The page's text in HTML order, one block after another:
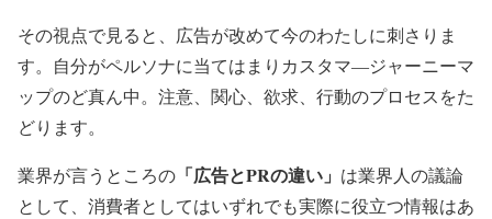
その視点で見ると、広告が改めて今のわたしに刺さりま
す。自分がペルソナに当てはまりカスタマ―ジャーニーマ
ップのど真ん中。注意、関心、欲求、行動のプロセスをた
どります。
業界が言うところの 「広告とPRの違い」 は業界人の議論
として、消費者としてはいずれでも実際に役立つ情報はあ